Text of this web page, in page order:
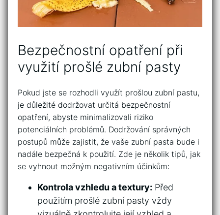
Bezpečnostní opatření‍ při‍
využití prošlé zubní ⁣pasty
Pokud jste se‌ rozhodli využít prošlou zubní pastu,⁢
je důležité dodržovat určitá ⁣bezpečnostní
opatření, abyste minimalizovali riziko
potenciálních problémů.⁢ Dodržování správných
postupů ⁤může⁤ zajistit, že vaše zubní pasta bude i
nadále‌ bezpečná k použití. Zde je‍ několik tipů,​ jak
se vyhnout možným negativním účinkům:
Kontrola vzhledu a textury: Před
použitím prošlé‌ zubní pasty vždy